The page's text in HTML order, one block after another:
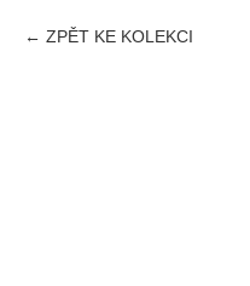
ZPĚT KE KOLEKCI